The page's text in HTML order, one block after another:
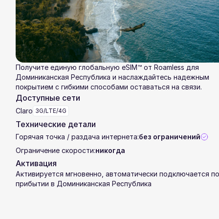
Получите единую глобальную eSIM™ от Roamless для
Доминиканская Республика и наслаждайтесь надежным
покрытием с гибкими способами оставаться на связи.
Доступные сети
Claro 3G/LTE/4G
Технические детали
Горячая точка / раздача интернета:без ограничений
Ограничение скорости:никогда
Активация
Активируется мгновенно, автоматически подключается по
прибытии в Доминиканская Республика